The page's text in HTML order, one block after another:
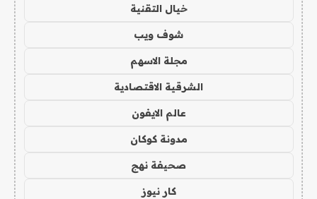
خيال التقنية
شوف ويب
مجلة الاسهم
الشرقية الاقتصادية
عالم الايفون
مدونة كوكان
صحيفة نهج
كار نيوز